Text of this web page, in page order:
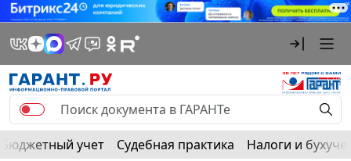
Бюджетный учет Судебная практика Налоги и